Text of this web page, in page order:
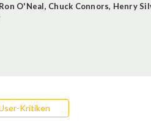
Ron O'Neal, Chuck Connors, Henry
Kritiken